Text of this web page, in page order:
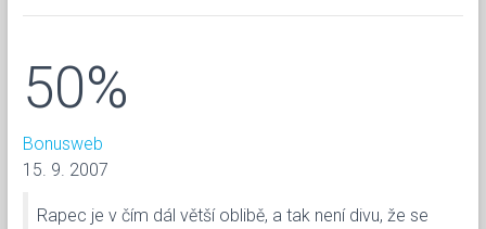
50%
Bonusweb
15. 9. 2007
Rapec je v čím dál větší oblibě, a tak není divu, že se